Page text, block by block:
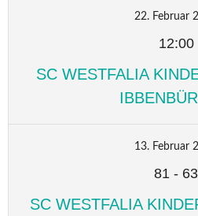
22. Februar
12:00
SC WESTFALIA
13. Februar
81 - 63
SC WESTFALIA